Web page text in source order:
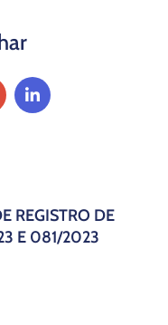
REGISTRO DE
E 081/2023